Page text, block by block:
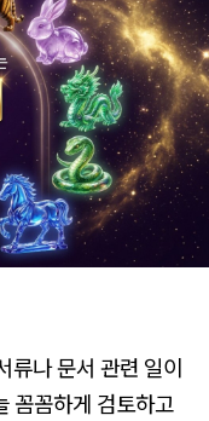
류나 문서 관련 일이
꼼꼼하게 검토하고